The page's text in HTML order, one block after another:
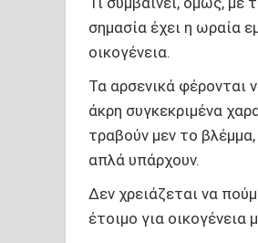
σημασία έχει η ωραία
οικογένεια.
Τα αρσενικά φέρονται
άκρη συγκεκριμένα
τραβούν μεν το
απλά υπάρχουν.
Δεν χρειάζεται να
έτοιμο για